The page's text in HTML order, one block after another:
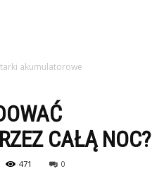
akumulatorowe
CAŁĄ NOC?
471 0